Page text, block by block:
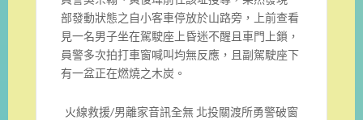
部發動狀態之自小客車停放於山路旁，上前查看
見一名男子坐在駕駛座上昏迷不醒且車門上鎖，
員警多次拍打車窗喊叫均無反應，且副駕駛座下
有一盆正在燃燒之木炭。
火線救援/男離家音訊全無 北投關渡所勇警破窗